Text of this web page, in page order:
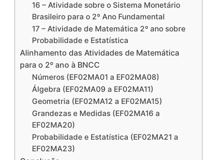
16 – Atividade sobre o Sistema Monetário
Brasileiro para o 2º Ano Fundamental
17 – Atividade de Matemática 2º ano sobre
Probabilidade e Estatística
Alinhamento das Atividades de Matemática
para o 2º ano à BNCC
Números (EF02MA01 a EF02MA08)
Álgebra (EF02MA09 a EF02MA11)
Geometria (EF02MA12 a EF02MA15)
Grandezas e Medidas (EF02MA16 a
EF02MA20)
Probabilidade e Estatística (EF02MA21 a
EF02MA23)